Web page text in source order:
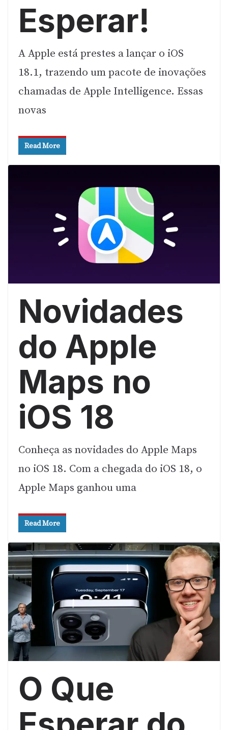
Esperar!
A Apple está prestes a lançar o iOS
18.1, trazendo um pacote de inovações
chamadas de Apple Intelligence. Essas
novas
Read More
Novidades
do Apple
Maps no
iOS 18
Conheça as novidades do Apple Maps
no iOS 18. Com a chegada do iOS 18, o
Apple Maps ganhou uma
Read More
O Que